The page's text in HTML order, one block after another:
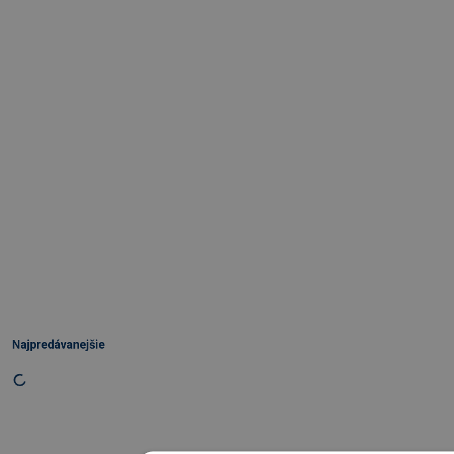
Najpredávanejšie